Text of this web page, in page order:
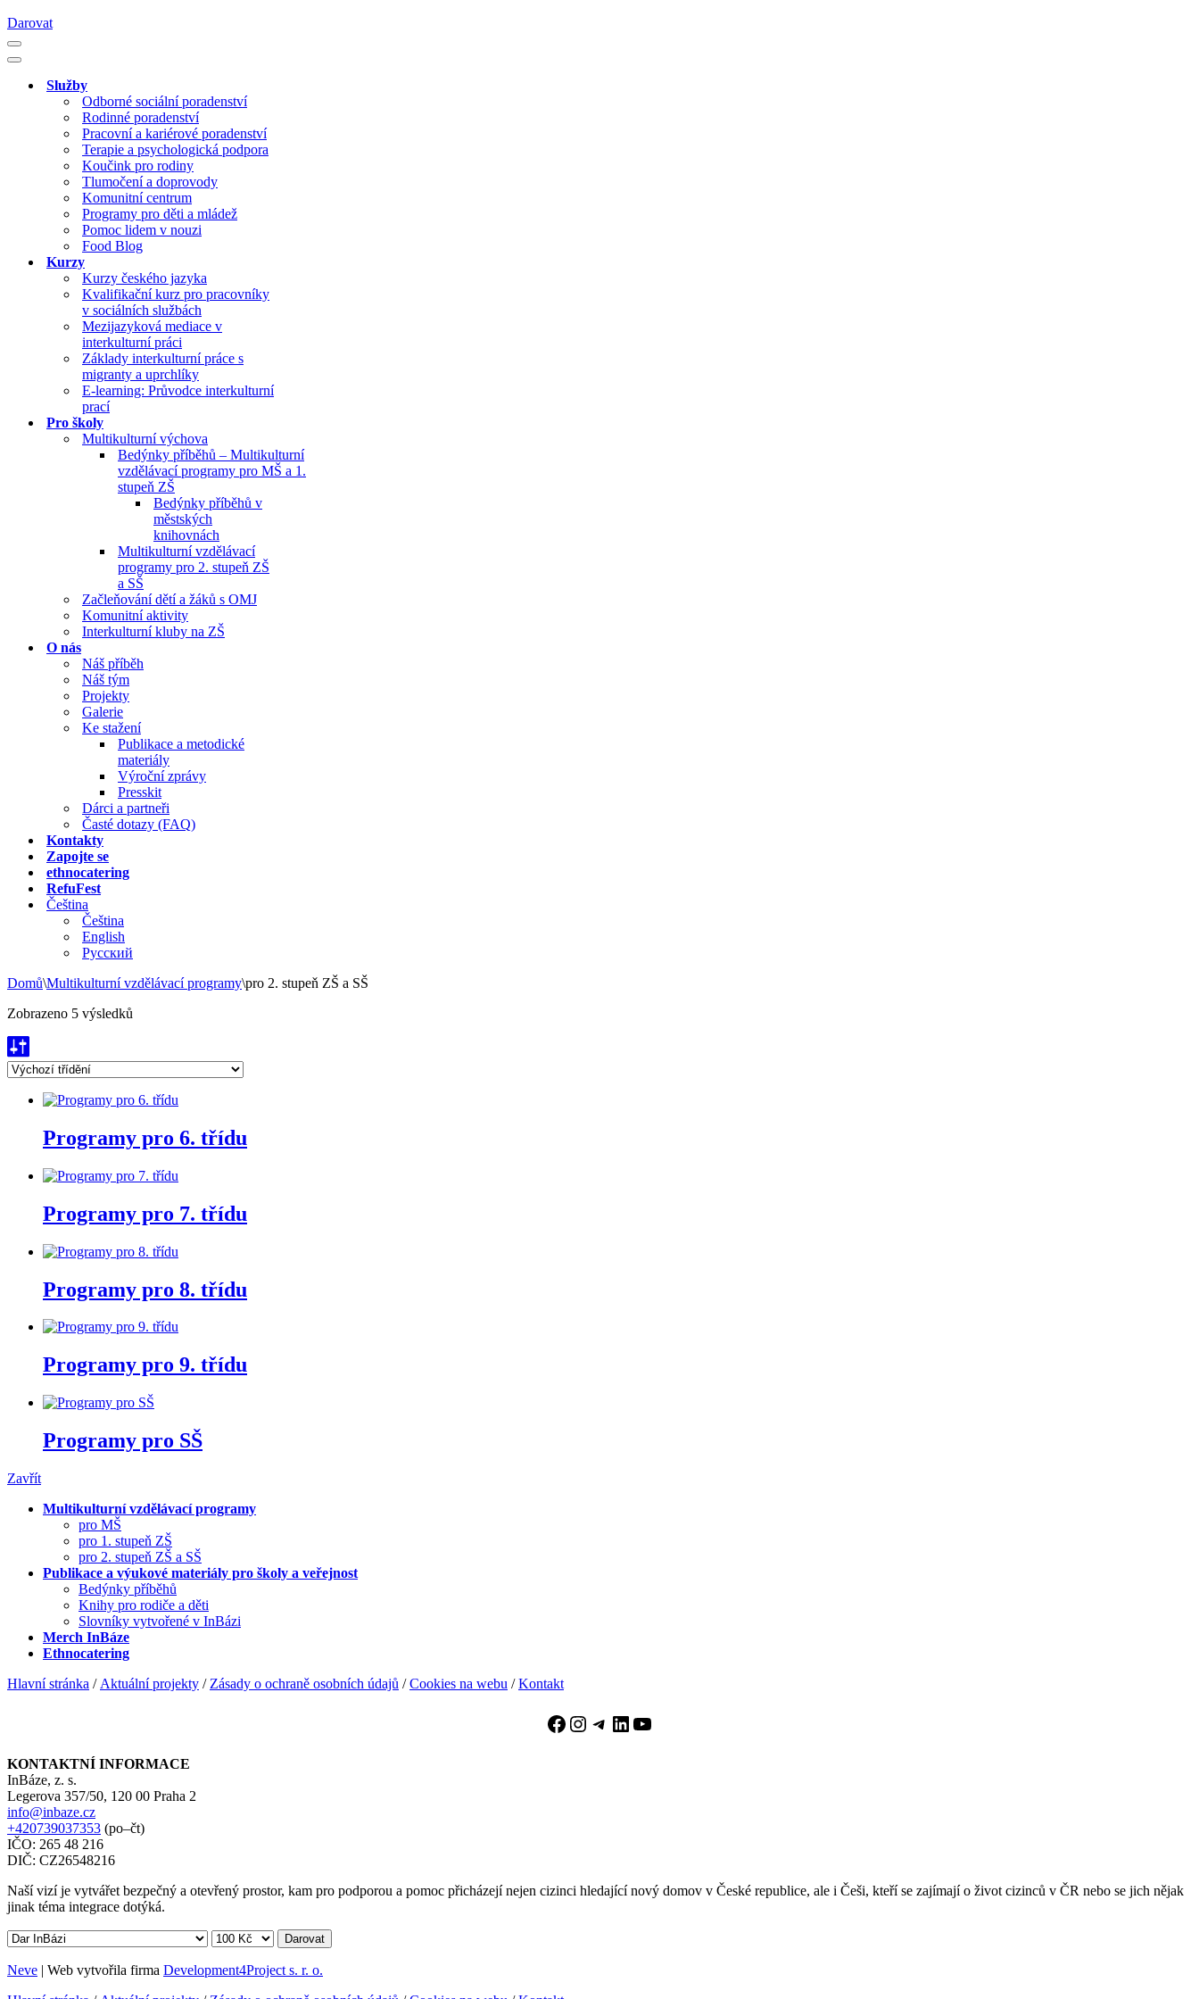
Darovat
Navigační
menu
Navigační
Služby
Odborné sociální poradenství
Rodinné poradenství
Pracovní a kariérové poradenství
Terapie a psychologická podpora
Koučink pro rodiny
Tlumočení a doprovody
Komunitní centrum
Programy pro děti a mládež
Pomoc lidem v nouzi
Food Blog
Kurzy
Kurzy českého jazyka
Kvalifikační kurz pro pracovníky
v sociálních službách
Mezijazyková mediace v
interkulturní práci
Základy interkulturní práce s
migranty a uprchlíky
E-learning: Průvodce interkulturní
prací
Pro školy
Multikulturní výchova
Bedýnky příběhů – Multikulturní
vzdělávací programy pro MŠ a 1.
stupeň ZŠ
Bedýnky příběhů v
městských
knihovnách
Multikulturní vzdělávací
programy pro 2. stupeň ZŠ
a SŠ
Začleňování dětí a žáků s OMJ
Komunitní aktivity
Interkulturní kluby na ZŠ
O nás
Náš příběh
Náš tým
Projekty
Galerie
Ke stažení
Publikace a metodické
materiály
Výroční zprávy
Presskit
Dárci a partneři
Časté dotazy (FAQ)
Kontakty
Zapojte se
ethnocatering
RefuFest
Čeština
Čeština
English
Русский
Domů\Multikulturní vzdělávací programy\pro 2. stupeň ZŠ a SŠ
Zobrazeno 5 výsledků
Programy pro 6. třídu
Programy pro 7. třídu
Programy pro 8. třídu
Programy pro 9. třídu
Programy pro SŠ
Zavřít
Multikulturní vzdělávací programy
pro MŠ
pro 1. stupeň ZŠ
pro 2. stupeň ZŠ a SŠ
Publikace a výukové materiály pro školy a veřejnost
Bedýnky příběhů
Knihy pro rodiče a děti
Slovníky vytvořené v InBázi
Merch InBáze
Ethnocatering
Hlavní stránka / Aktuální projekty / Zásady o ochraně osobních údajů /Cookies na webu /Kontakt
Facebook
Instagram
Telegram
LinkedIn
YouTube
KONTAKTNÍ INFORMACE
InBáze, z. s.
Legerova 357/50, 120 00 Praha 2
info@inbaze.cz
+420739037353 (po–čt)
IČO: 265 48 216
DIČ: CZ26548216
Naší vizí je vytvářet bezpečný a otevřený prostor, kam pro podporou a pomoc přicházejí nejen cizinci hledající nový domov v České republice, ale i Češi, kteří se zajímají o život cizinců v ČR nebo se jich nějak
jinak téma integrace dotýká.
Darovat
Neve | Web vytvořila firma Development4Project s. r. o.